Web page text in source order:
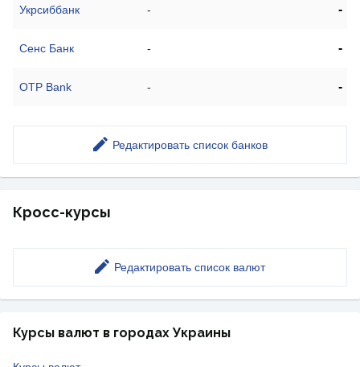
Укрсиббанк - -
Сенс Банк - -
OTP Bank - -
Редактировать список банков
Кросс-курсы
Редактировать список валют
Курсы валют в городах Украины